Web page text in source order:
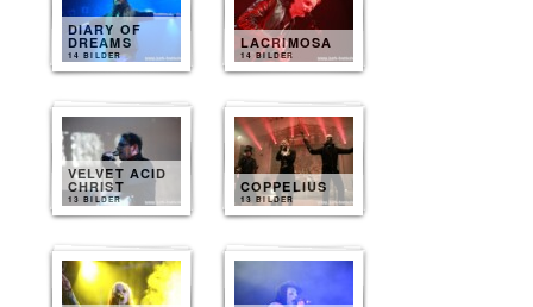
DIARY OF
DREAMS
14 BILDER
LACRIMOSA
14 BILDER
VELVET ACID
CHRIST
13 BILDER
COPPELIUS
13 BILDER